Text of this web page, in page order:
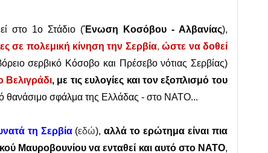
στο 1ο Στάδιο (Ένωση Κοσόβου - Αλβανίας),
σε πολεμική κίνηση την Σερβία,ώστε να δοθεί
σερβικό Κόσοβο και Πρέσεβο νότιας Σερβίας)
Βελιγράδι, με τις ευλογίες και τον εξοπλισμό του
θανάσιμο σφάλμα της Ελλάδας - στο ΝΑΤΟ...
τη Σερβία (εδώ),αλλά το ερώτημα είναι πια
Μαυροβουνίου να ενταθεί και αυτό στο ΝΑΤΟ,